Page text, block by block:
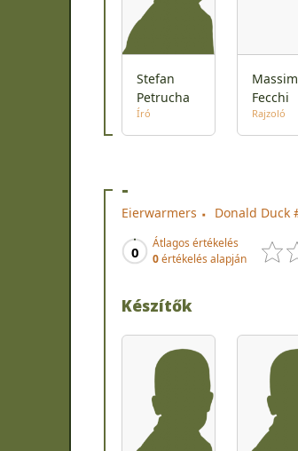
Stefan
Petrucha
Író
Fecchi
Rajzoló
-
Eierwarmers Donald Duck
0
Átlagos értékelés
0értékelés alapján
Készítők